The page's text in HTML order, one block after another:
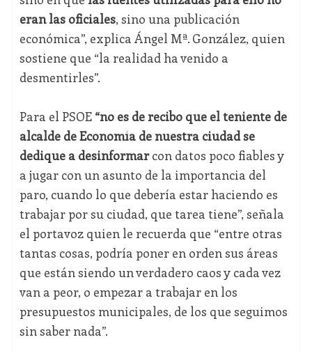
eran las oficiales, sino una publicación
económica”, explica Ángel Mª. González, quien
sostiene que “la realidad ha venido a
desmentirles”.
Para el PSOE “no es de recibo que el teniente de
alcalde de Economía de nuestra ciudad se
dedique a desinformarcon datos poco fiables y
a jugar con un asunto de la importancia del
paro, cuando lo que debería estar haciendo es
trabajar por su ciudad, que tarea tiene”, señala
el portavoz quien le recuerda que “entre otras
tantas cosas, podría poner en orden sus áreas
que están siendo un verdadero caos y cada vez
van a peor, o empezar a trabajar en los
presupuestos municipales, de los que seguimos
sin saber nada”.